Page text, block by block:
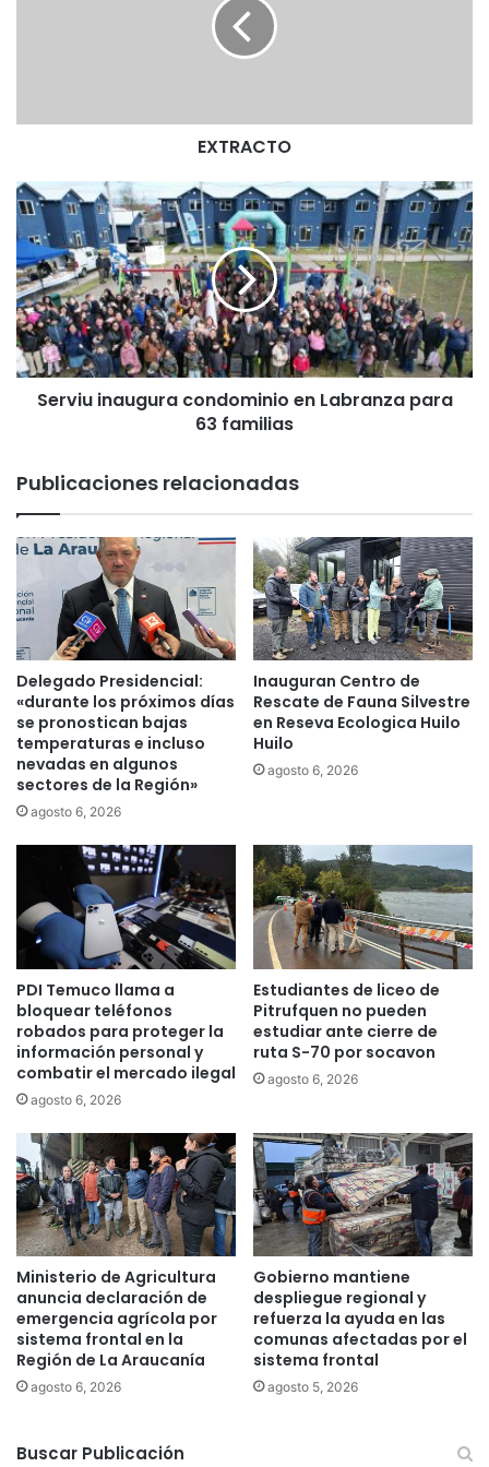
EXTRACTO
S
e
r
v
i
u
i
n
a
a
c
o
n
o
i
n
i
o
e
n
L
a
z
a
p
a
r
a
6
f
a
m
i
l
i
a
s
Serviu inaugura condominio en Labranza para
63 familias
Publicaciones relacionadas
Delegado Presidencial:
«durante los próximos días
se pronostican bajas
temperaturas e incluso
nevadas en algunos
sectores de la Región»
agosto 6, 2026
Inauguran Centro de
Rescate de Fauna Silvestre
en Reseva Ecologica Huilo
Huilo
agosto 6, 2026
PDI Temuco llama a
bloquear teléfonos
robados para proteger la
información personal y
combatir el mercado ilegal
agosto 6, 2026
Estudiantes de liceo de
Pitrufquen no pueden
estudiar ante cierre de
ruta S-70 por socavon
agosto 6, 2026
Ministerio de Agricultura
anuncia declaración de
emergencia agrícola por
sistema frontal en la
Región de La Araucanía
agosto 6, 2026
Gobierno mantiene
despliegue regional y
refuerza la ayuda en las
comunas afectadas por el
sistema frontal
agosto 5, 2026
Buscar Publicación